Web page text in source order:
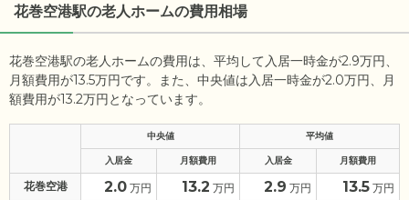
花巻空港駅の老人ホームの費用相場
花巻空港駅の老人ホームの費用は、平均して入居一時金が2.9万円、
月額費用が13.5万円です。また、中央値は入居一時金が2.0万円、月
額費用が13.2万円となっています。
中央値 平均値
入居金 月額費用 入居金 月額費用
花巻空港 2.0 万円 13.2 万円 2.9 万円 13.5 万円